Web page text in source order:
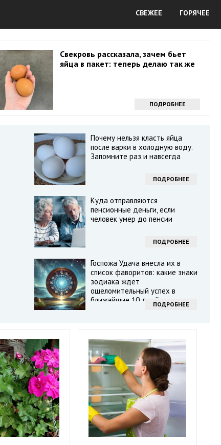
СВЕЖЕЕ ГОРЯЧЕЕ
Свекровь рассказала, зачем бьет
яйца в пакет: теперь делаю так же
ПОДРОБНЕЕ
Почему нельзя класть яйца
после варки в холодную воду.
Запомните раз и навсегда
ПОДРОБНЕЕ
Куда отправляются
пенсионные деньги, если
человек умер до пенсии
ПОДРОБНЕЕ
Госпожа Удача внесла их в
список фаворитов: какие знаки
зодиака ждет
ошеломительный успех в
ближайшие 10 днейПОДРОБНЕЕ